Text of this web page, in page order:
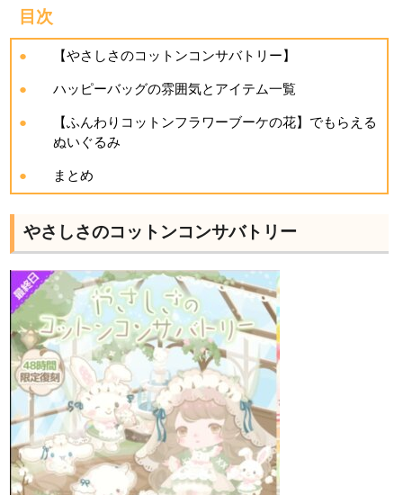
目次
【やさしさのコットンコンサバトリー】
ハッピーバッグの雰囲気とアイテム一覧
【ふんわりコットンフラワーブーケの花】でもらえる
ぬいぐるみ
まとめ
やさしさのコットンコンサバトリー